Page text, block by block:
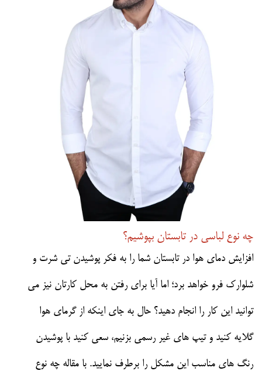
چه نوع لباسی در تابستان بپوشیم؟
افزایش دمای هوا در تابستان شما را به فکر پوشیدن تی شرت و
شلوارک فرو خواهد برد؛ اما آیا برای رفتن به محل کارتان نیز می
توانید این کار را انجام دهید؟ حال به جای اینکه از گرمای هوا
گلایه کنید و تیپ های غیر رسمی بزنیم، سعی کنید با پوشیدن
رنگ های مناسب این مشکل را برطرف نمایید. با مقاله چه نوع